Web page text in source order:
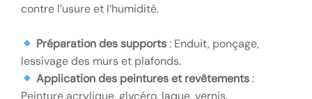
contre l’usure et l’humidité.
Préparation des supports: Enduit, ponçage,
lessivage des murs et plafonds.
Application des peintures et revêtements: